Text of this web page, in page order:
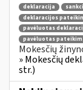
deklaracija
deklaracijos
pavėluotas
pavėluotas
Mokesčių
» Mokesčių
str.)